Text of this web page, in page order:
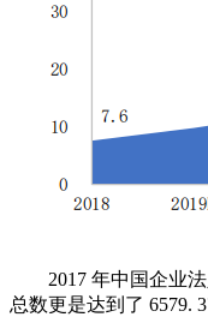
2017 年中国企业法
总数更是达到了 6579.